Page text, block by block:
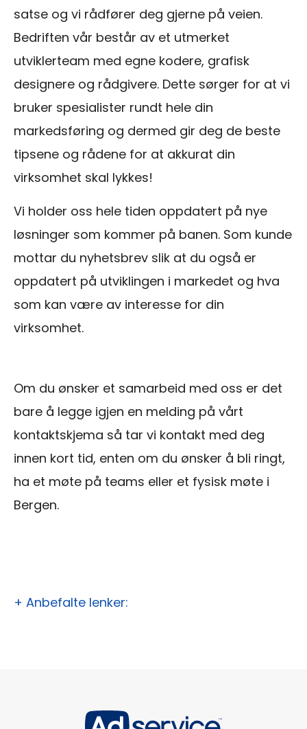
satse og vi rådfører deg gjerne på veien.
Bedriften vår består av et utmerket
utviklerteam med egne kodere, grafisk
designere og rådgivere. Dette sørger for at vi
bruker spesialister rundt hele din
markedsføring og dermed gir deg de beste
tipsene og rådene for at akkurat din
virksomhet skal lykkes!
Vi holder oss hele tiden oppdatert på nye
løsninger som kommer på banen. Som kunde
mottar du nyhetsbrev slik at du også er
oppdatert på utviklingen i markedet og hva
som kan være av interesse for din
virksomhet.
Om du ønsker et samarbeid med oss er det
bare å legge igjen en melding på vårt
kontaktskjema så tar vi kontakt med deg
innen kort tid, enten om du ønsker å bli ringt,
ha et møte på teams eller et fysisk møte i
Bergen.
+ Anbefalte lenker: